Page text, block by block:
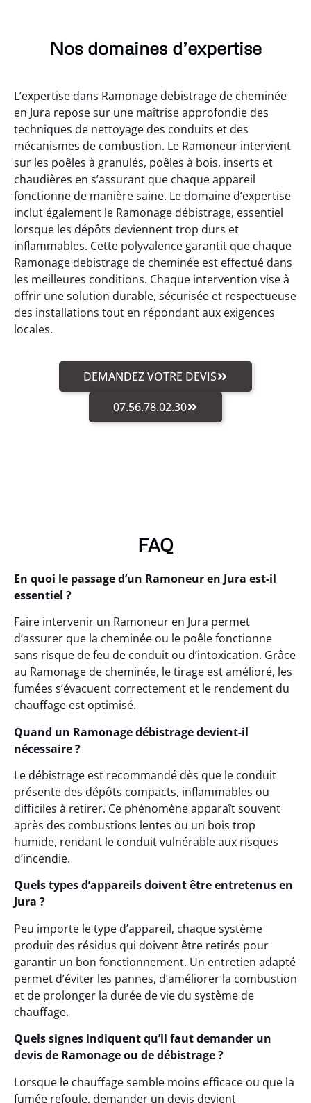
Nos domaines d’expertise
L’expertise dans Ramonage debistrage de cheminée
en Jura repose sur une maîtrise approfondie des
techniques de nettoyage des conduits et des
mécanismes de combustion. Le Ramoneur intervient
sur les poêles à granulés, poêles à bois, inserts et
chaudières en s’assurant que chaque appareil
fonctionne de manière saine. Le domaine d’expertise
inclut également le Ramonage débistrage, essentiel
lorsque les dépôts deviennent trop durs et
inflammables. Cette polyvalence garantit que chaque
Ramonage debistrage de cheminée est effectué dans
les meilleures conditions. Chaque intervention vise à
offrir une solution durable, sécurisée et respectueuse
des installations tout en répondant aux exigences
locales.
DEMANDEZ VOTRE DEVIS
07.56.78.02.30
FAQ
En quoi le passage d’un Ramoneur en Jura est-il
essentiel ?
Faire intervenir un Ramoneur en Jura permet
d’assurer que la cheminée ou le poêle fonctionne
sans risque de feu de conduit ou d’intoxication. Grâce
au Ramonage de cheminée, le tirage est amélioré, les
fumées s’évacuent correctement et le rendement du
chauffage est optimisé.
Quand un Ramonage débistrage devient-il
nécessaire ?
Le débistrage est recommandé dès que le conduit
présente des dépôts compacts, inflammables ou
difficiles à retirer. Ce phénomène apparaît souvent
après des combustions lentes ou un bois trop
humide, rendant le conduit vulnérable aux risques
d’incendie.
Quels types d’appareils doivent être entretenus en
Jura ?
Peu importe le type d’appareil, chaque système
produit des résidus qui doivent être retirés pour
garantir un bon fonctionnement. Un entretien adapté
permet d’éviter les pannes, d’améliorer la combustion
et de prolonger la durée de vie du système de
chauffage.
Quels signes indiquent qu’il faut demander un
devis de Ramonage ou de débistrage ?
Lorsque le chauffage semble moins efficace ou que la
fumée refoule, demander un devis devient